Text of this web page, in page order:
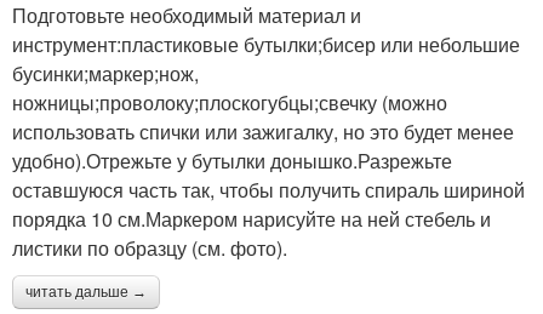
Подготовьте необходимый материал и
инструмент:пластиковые бутылки;бисер или небольшие
бусинки;маркер;нож,
ножницы;проволоку;плоскогубцы;свечку (можно
использовать спички или зажигалку, но это будет менее
удобно).Отрежьте у бутылки донышко.Разрежьте
оставшуюся часть так, чтобы получить спираль шириной
порядка 10 см.Маркером нарисуйте на ней стебель и
листики по образцу (см. фото).
читать дальше →